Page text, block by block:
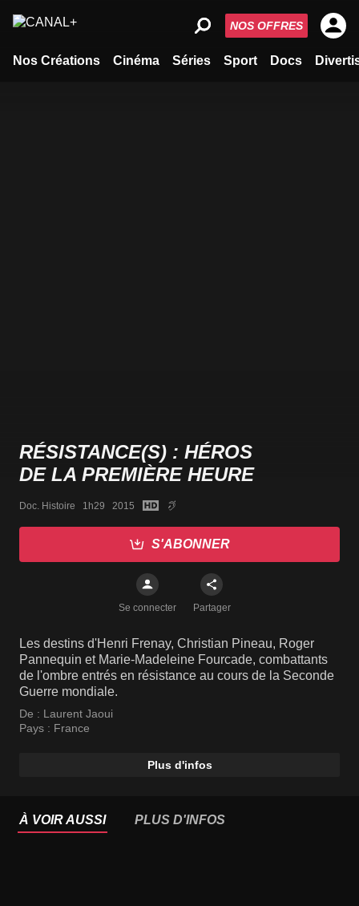
Nos Créations Cinéma Séries Sport Docs
NOS OFFRES
RÉSISTANCE(S) : HÉROS
DE LA PREMIÈRE HEURE
Doc. Histoire   1h29   2015
S'ABONNER
Se connecter Partager
Les destins d'Henri Frenay, Christian Pineau, Roger
Pannequin et Marie-Madeleine Fourcade, combattants
de l'ombre entrés en résistance au cours de la Seconde
Guerre mondiale.
De : Laurent Jaoui
Pays : France
Plus d'infos
À VOIR AUSSI PLUS D'INFOS